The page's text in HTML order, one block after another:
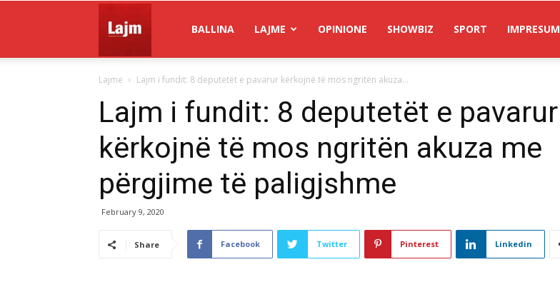
Lajm
BALLINA LAJME OPINIONE SHOWBIZ SPORT IMPRESUM
Lajme Lajm i fundit: 8 deputetët e pavarur kërkojnë të mos ngritën akuza...
Lajm i fundit: 8 deputetët e pavarur
kërkojnë të mos ngritën akuza me
përgjime të paligjshme
February 9, 2020
Share Facebook Twitter Pinterest Linkedin